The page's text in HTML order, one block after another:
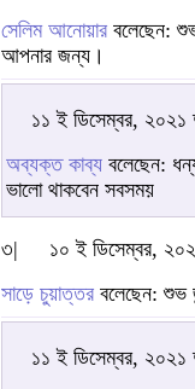
সেলিম আনোয়ার বলেছেন:
আপনার জন্য।
১১ ই ডিসেম্বর,
অব্যক্ত কাব্য বলেছেন:
ভালো থাকবেন সবসময়
৩|
১০ ই ডিসেম্বর,
সাড়ে চুয়াত্তর বলেছেন: শুভ
১১ ই ডিসেম্বর,